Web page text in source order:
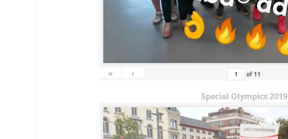
« ‹ of 11
Special Olympics 2019